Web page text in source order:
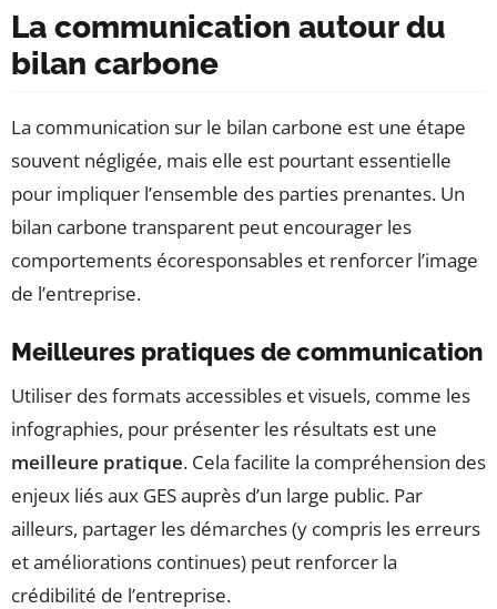
La communication autour du
bilan carbone
La communication sur le bilan carbone est une étape
souvent négligée, mais elle est pourtant essentielle
pour impliquer l’ensemble des parties prenantes. Un
bilan carbone transparent peut encourager les
comportements écoresponsables et renforcer l’image
de l’entreprise.
Meilleures pratiques de communication
Utiliser des formats accessibles et visuels, comme les
infographies, pour présenter les résultats est une
meilleure pratique. Cela facilite la compréhension des
enjeux liés aux GES auprès d’un large public. Par
ailleurs, partager les démarches (y compris les erreurs
et améliorations continues) peut renforcer la
crédibilité de l’entreprise.